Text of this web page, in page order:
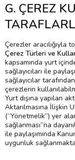
G. ÇEREZ
Çerezler aracılığıyla
Çerez Türleri ve
kapsamında yurt
sağlayıcıları ile
sağlayıcılar
çerezlerin
Yurt dışına yapılan
Aktarılmasına İlişkin
(“Yönetmelik”) yer
sağlanması”na
ile paylaşımında
uygunluk